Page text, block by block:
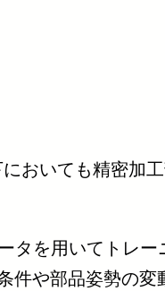
おいても精密加
タを用いてトレー
件や部品姿勢の変